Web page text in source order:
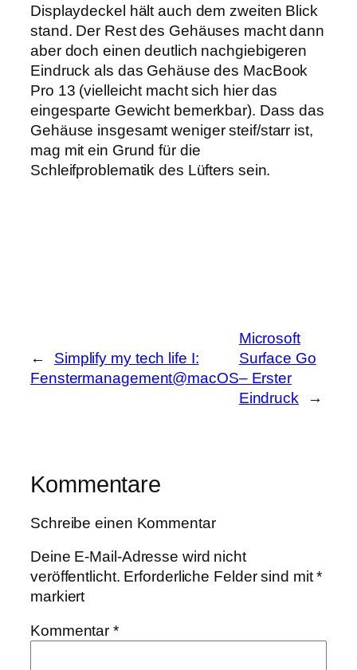
Displaydeckel hält auch dem zweiten Blick
stand. Der Rest des Gehäuses macht dann
aber doch einen deutlich nachgiebigeren
Eindruck als das Gehäuse des MacBook
Pro 13 (vielleicht macht sich hier das
eingesparte Gewicht bemerkbar). Dass das
Gehäuse insgesamt weniger steif/starr ist,
mag mit ein Grund für die
Schleifproblematik des Lüfters sein.
←
Simplify my tech life I:
Fenstermanagement@macOS
Microsoft
Surface Go
– Erster
Eindruck
→
Kommentare
Schreibe einen Kommentar
Deine E-Mail-Adresse wird nicht
veröffentlicht. Erforderliche Felder sind mit*
markiert
Kommentar*